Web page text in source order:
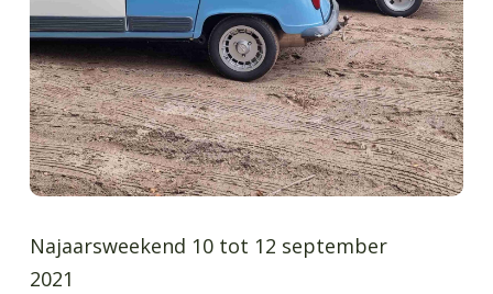
Najaarsweekend 10 tot 12 september
2021